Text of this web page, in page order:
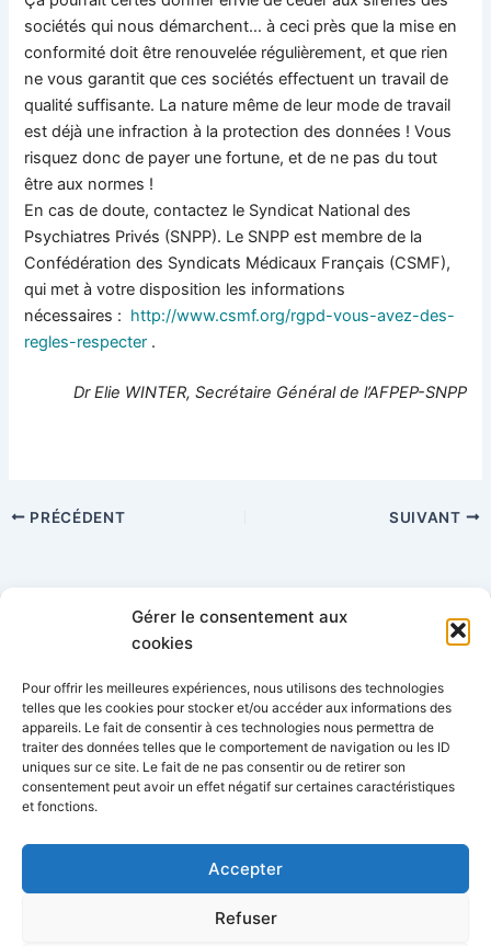
Gérer le consentement aux
cookies
Pour offrir les meilleures expériences, nous utilisons des technologies
telles que les cookies pour stocker et/ou accéder aux informations des
appareils. Le fait de consentir à ces technologies nous permettra de
traiter des données telles que le comportement de navigation ou les ID
uniques sur ce site. Le fait de ne pas consentir ou de retirer son
consentement peut avoir un effet négatif sur certaines caractéristiques
et fonctions.
Accepter
Refuser
sociétés qui nous démarchent… à ceci près que la mise en
conformité doit être renouvelée régulièrement, et que rien
ne vous garantit que ces sociétés effectuent un travail de
qualité suffisante. La nature même de leur mode de travail
est déjà une infraction à la protection des données ! Vous
risquez donc de payer une fortune, et de ne pas du tout
être aux normes !
En cas de doute, contactez le Syndicat National des
Psychiatres Privés (SNPP). Le SNPP est membre de la
Confédération des Syndicats Médicaux Français (CSMF),
qui met à votre disposition les informations
nécessaires : http://www.csmf.org/rgpd-vous-avez-des-
regles-respecter .
Dr Elie WINTER, Secrétaire Général de l’AFPEP-SNPP
PRÉCÉDENT SUIVANT
AFPEP-SNPP - 34 rue Lafitte, 75009 Paris 06 77 68 62 56
- info@afpep-snpp.org